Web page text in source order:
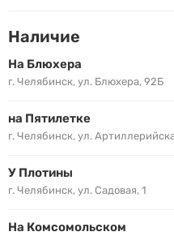
Наличие
На Блюхера
г. Челябинск, ул. Блюхера, 92Б
на Пятилетке
г. Челябинск, ул.
У Плотины
г. Челябинск, ул. Садовая, 1
На Комсомольском